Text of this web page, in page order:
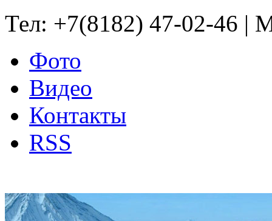
Тел: +7(8182) 47-02-46 |
Фото
Видео
Контакты
RSS